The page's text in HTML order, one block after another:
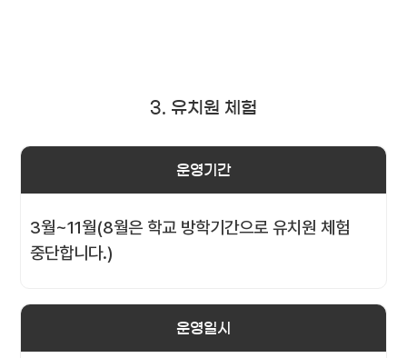
3. 유치원 체험
운영기간
3월~11월(8월은 학교 방학기간으로 유치원 체험
중단합니다.)
운영일시